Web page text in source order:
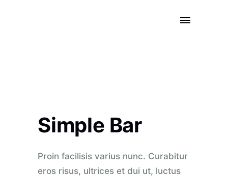
Simple Bar
Proin facilisis varius nunc. Curabitur
eros risus, ultrices et dui ut, luctus